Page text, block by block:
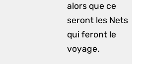
alors que ce
seront les Nets
qui feront le
voyage.